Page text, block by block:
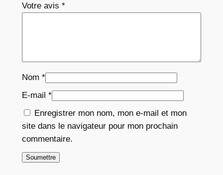
Votre avis *
Nom *
E-mail *
Enregistrer mon nom, mon e-mail et mon
site dans le navigateur pour mon prochain
commentaire.